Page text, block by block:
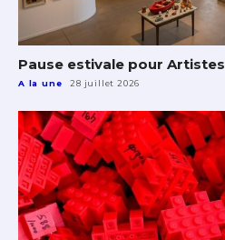
Pause estivale pour
A la une 28 juillet 2026